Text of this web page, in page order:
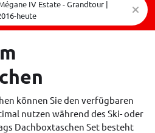
IV Estate - Grandtour |
heute
können Sie den verfügbaren
nutzen während des Ski- oder
Dachboxtaschen Set besteht